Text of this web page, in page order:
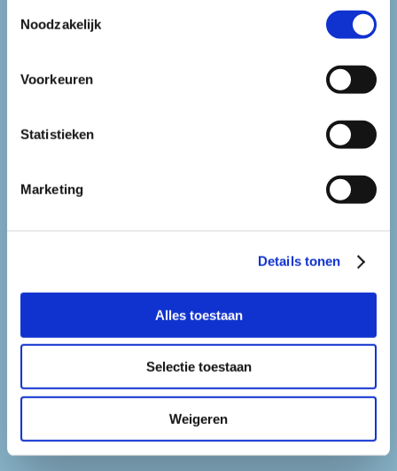
Noodzakelijk
Voorkeuren
Statistieken
Marketing
Details tonen
Alles toestaan
Selectie toestaan
Weigeren